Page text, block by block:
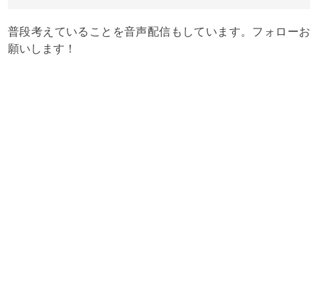
普段考えていることを音声配信もしています。フォローお
願いします！